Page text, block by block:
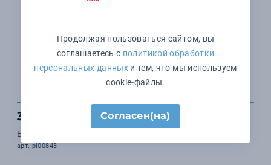
331 ₽
Брошюры А5 32+4 полосы с цифровой печатью
арт. pl00843
Продолжая пользоваться сайтом, вы
соглашаетесь с политикой обработки
персональных данныхи тем, что мы используем
cookie-файлы.
Согласен(на)